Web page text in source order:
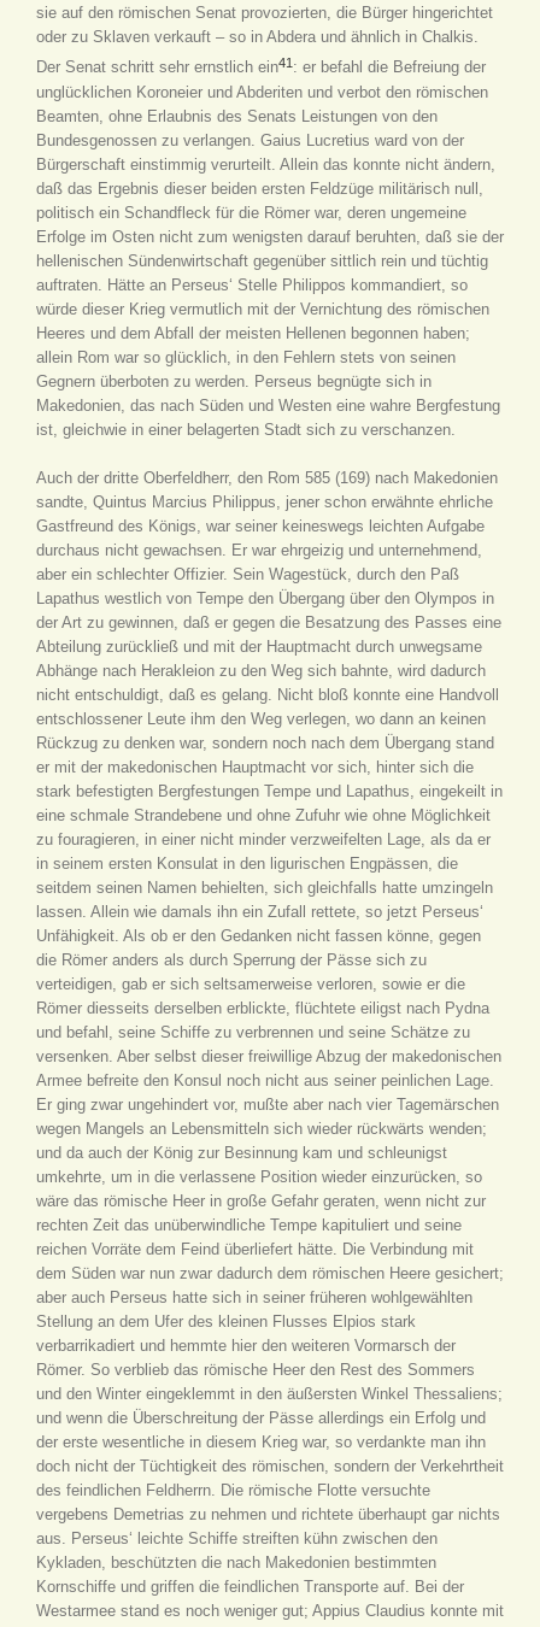
sie auf den römischen Senat provozierten, die Bürger hingerichtet
oder zu Sklaven verkauft – so in Abdera und ähnlich in Chalkis.
Der Senat schritt sehr ernstlich ein41 : er befahl die Befreiung der
unglücklichen Koroneier und Abderiten und verbot den römischen
Beamten, ohne Erlaubnis des Senats Leistungen von den
Bundesgenossen zu verlangen. Gaius Lucretius ward von der
Bürgerschaft einstimmig verurteilt. Allein das konnte nicht ändern,
daß das Ergebnis dieser beiden ersten Feldzüge militärisch null,
politisch ein Schandfleck für die Römer war, deren ungemeine
Erfolge im Osten nicht zum wenigsten darauf beruhten, daß sie der
hellenischen Sündenwirtschaft gegenüber sittlich rein und tüchtig
auftraten. Hätte an Perseus‘ Stelle Philippos kommandiert, so
würde dieser Krieg vermutlich mit der Vernichtung des römischen
Heeres und dem Abfall der meisten Hellenen begonnen haben;
allein Rom war so glücklich, in den Fehlern stets von seinen
Gegnern überboten zu werden. Perseus begnügte sich in
Makedonien, das nach Süden und Westen eine wahre Bergfestung
ist, gleichwie in einer belagerten Stadt sich zu verschanzen.
Auch der dritte Oberfeldherr, den Rom 585 (169) nach Makedonien
sandte, Quintus Marcius Philippus, jener schon erwähnte ehrliche
Gastfreund des Königs, war seiner keineswegs leichten Aufgabe
durchaus nicht gewachsen. Er war ehrgeizig und unternehmend,
aber ein schlechter Offizier. Sein Wagestück, durch den Paß
Lapathus westlich von Tempe den Übergang über den Olympos in
der Art zu gewinnen, daß er gegen die Besatzung des Passes eine
Abteilung zurückließ und mit der Hauptmacht durch unwegsame
Abhänge nach Herakleion zu den Weg sich bahnte, wird dadurch
nicht entschuldigt, daß es gelang. Nicht bloß konnte eine Handvoll
entschlossener Leute ihm den Weg verlegen, wo dann an keinen
Rückzug zu denken war, sondern noch nach dem Übergang stand
er mit der makedonischen Hauptmacht vor sich, hinter sich die
stark befestigten Bergfestungen Tempe und Lapathus, eingekeilt in
eine schmale Strandebene und ohne Zufuhr wie ohne Möglichkeit
zu fouragieren, in einer nicht minder verzweifelten Lage, als da er
in seinem ersten Konsulat in den ligurischen Engpässen, die
seitdem seinen Namen behielten, sich gleichfalls hatte umzingeln
lassen. Allein wie damals ihn ein Zufall rettete, so jetzt Perseus‘
Unfähigkeit. Als ob er den Gedanken nicht fassen könne, gegen
die Römer anders als durch Sperrung der Pässe sich zu
verteidigen, gab er sich seltsamerweise verloren, sowie er die
Römer diesseits derselben erblickte, flüchtete eiligst nach Pydna
und befahl, seine Schiffe zu verbrennen und seine Schätze zu
versenken. Aber selbst dieser freiwillige Abzug der makedonischen
Armee befreite den Konsul noch nicht aus seiner peinlichen Lage.
Er ging zwar ungehindert vor, mußte aber nach vier Tagemärschen
wegen Mangels an Lebensmitteln sich wieder rückwärts wenden;
und da auch der König zur Besinnung kam und schleunigst
umkehrte, um in die verlassene Position wieder einzurücken, so
wäre das römische Heer in große Gefahr geraten, wenn nicht zur
rechten Zeit das unüberwindliche Tempe kapituliert und seine
reichen Vorräte dem Feind überliefert hätte. Die Verbindung mit
dem Süden war nun zwar dadurch dem römischen Heere gesichert;
aber auch Perseus hatte sich in seiner früheren wohlgewählten
Stellung an dem Ufer des kleinen Flusses Elpios stark
verbarrikadiert und hemmte hier den weiteren Vormarsch der
Römer. So verblieb das römische Heer den Rest des Sommers
und den Winter eingeklemmt in den äußersten Winkel Thessaliens;
und wenn die Überschreitung der Pässe allerdings ein Erfolg und
der erste wesentliche in diesem Krieg war, so verdankte man ihn
doch nicht der Tüchtigkeit des römischen, sondern der Verkehrtheit
des feindlichen Feldherrn. Die römische Flotte versuchte
vergebens Demetrias zu nehmen und richtete überhaupt gar nichts
aus. Perseus‘ leichte Schiffe streiften kühn zwischen den
Kykladen, beschützten die nach Makedonien bestimmten
Kornschiffe und griffen die feindlichen Transporte auf. Bei der
Westarmee stand es noch weniger gut; Appius Claudius konnte mit